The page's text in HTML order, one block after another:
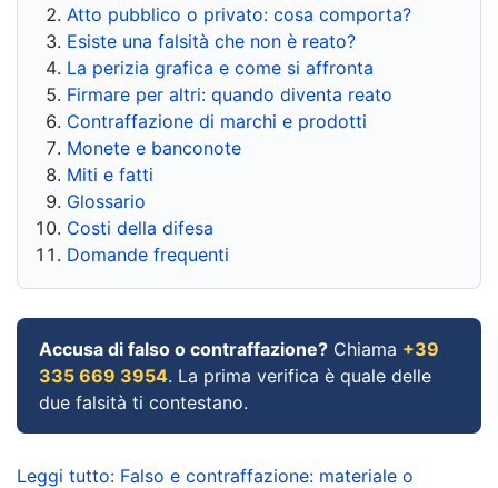
Atto pubblico o privato: cosa comporta?
Esiste una falsità che non è reato?
La perizia grafica e come si affronta
Firmare per altri: quando diventa reato
Contraffazione di marchi e prodotti
Monete e banconote
Miti e fatti
Glossario
Costi della difesa
Domande frequenti
Accusa di falso o contraffazione? Chiama +39
335 669 3954. La prima verifica è quale delle
due falsità ti contestano.
Leggi tutto: Falso e contraffazione: materiale o